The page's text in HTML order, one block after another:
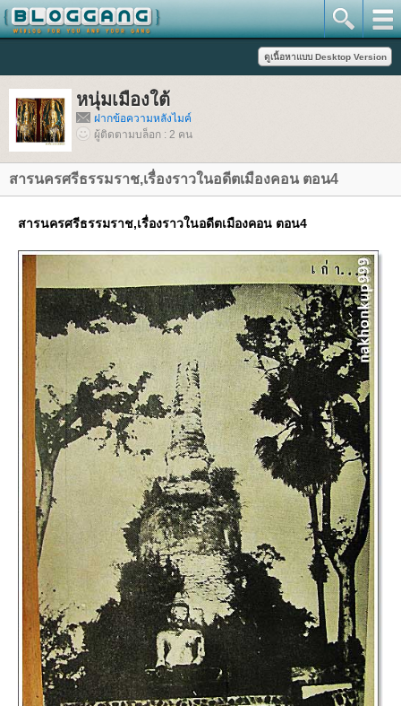
หนุ่มเมืองใต้
ฝากข้อความหลังไมค์
ผู้ติดตามบล็อก : 2 คน
สารนครศรีธรรมราช,เรื่องราวในอดีตเมืองคอน ตอน4
สารนครศรีธรรมราช,เรื่องราวในอดีตเมืองคอน ตอน4